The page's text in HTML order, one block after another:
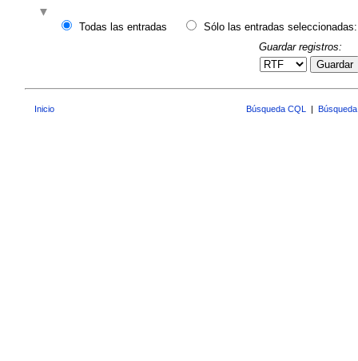
Todas las entradas
Sólo las entradas seleccionadas:
Guardar registros:
Guardar
Inicio Búsqueda CQL